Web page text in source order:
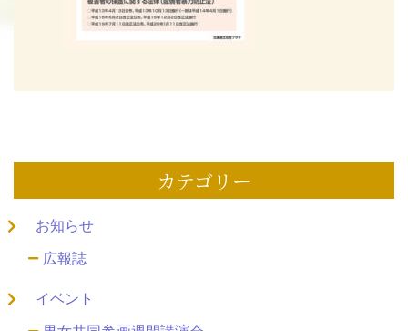
カテゴリー
お知らせ
広報誌
イベント